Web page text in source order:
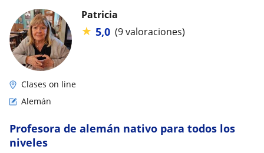
Patricia
★ 5,0 (9 valoraciones)
Clases on line
Alemán
Profesora de alemán nativo para todos los
niveles